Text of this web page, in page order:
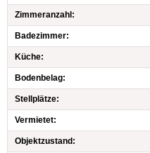
Zimmeranzahl:
Badezimmer:
Küche:
Bodenbelag:
Stellplätze:
Vermietet:
Objektzustand: